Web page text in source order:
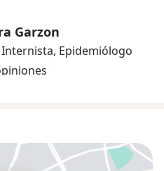
Garzon
Epidemiólogo